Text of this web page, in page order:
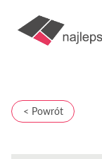
< Powrót